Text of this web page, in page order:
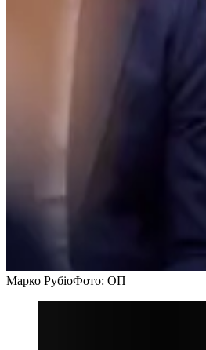
Марко РубіоФото: ОП